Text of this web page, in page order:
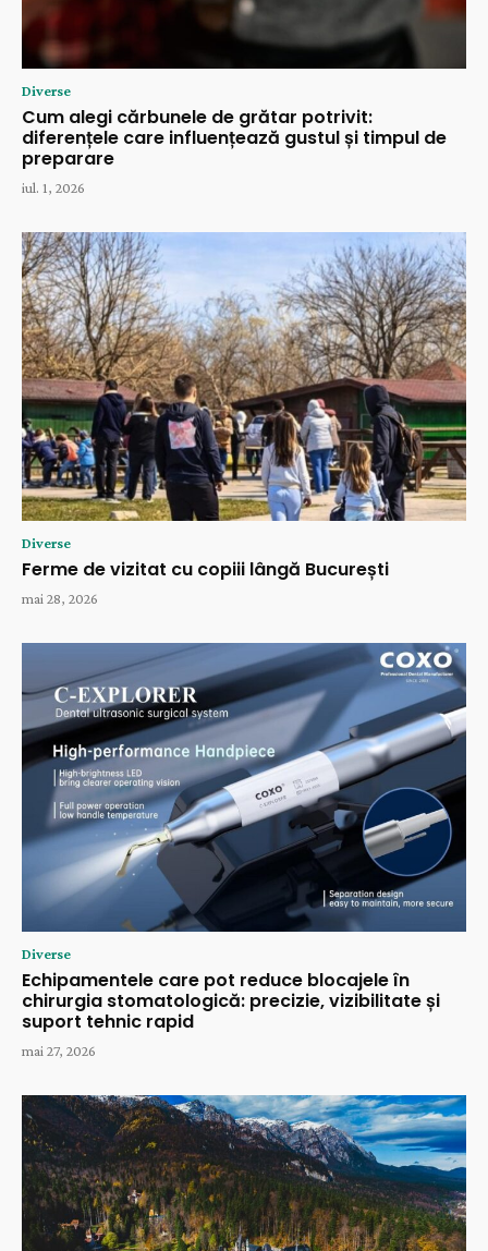
Diverse
Cum alegi cărbunele de grătar potrivit:
diferențele care influențează gustul și timpul de
preparare
iul. 1, 2026
Diverse
Ferme de vizitat cu copiii lângă București
mai 28, 2026
Diverse
Echipamentele care pot reduce blocajele în
chirurgia stomatologică: precizie, vizibilitate și
suport tehnic rapid
mai 27, 2026